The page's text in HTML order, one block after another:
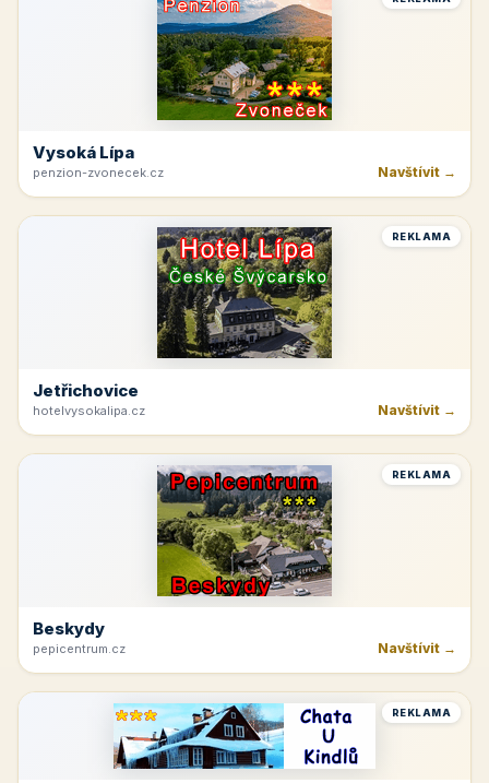
Vysoká Lípa
penzion-zvonecek.cz Navštívit →
REKLAMA
Jetřichovice
hotelvysokalipa.cz Navštívit →
REKLAMA
Beskydy
pepicentrum.cz Navštívit →
REKLAMA